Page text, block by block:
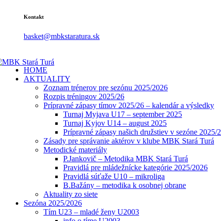
Kontakt
basket@mbkstaratura.sk
HOME
AKTUALITY
Zoznam trénerov pre sezónu 2025/2026
Rozpis tréningov 2025/26
Prípravné zápasy tímov 2025/26 – kalendár a výsledky
Turnaj Myjava U17 – september 2025
Turnaj Kyjov U14 – august 2025
Prípravné zápasy našich družstiev v sezóne 2025/
Zásady pre správanie aktérov v klube MBK Stará Turá
Metodické materiály
P.Jankovič – Metodika MBK Stará Turá
Pravidlá pre mládežnícke kategórie 2025/2026
Pravidlá súťaže U10 – mikroliga
B.Bažány – metodika k osobnej obrane
Aktuality zo siete
Sezóna 2025/2026
Tím U23 – mladé ženy U2003